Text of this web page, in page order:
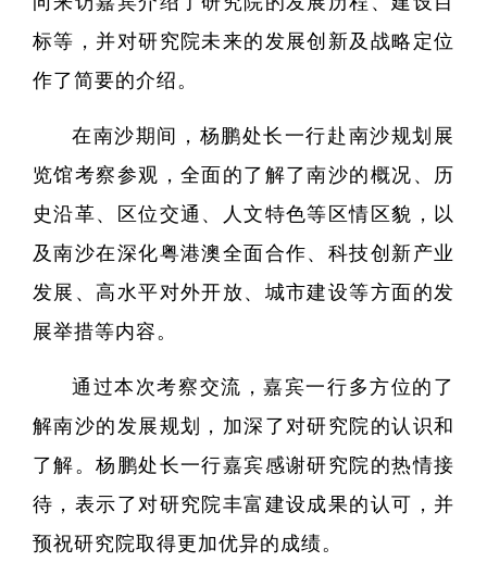
博士
标等，并对研究院未来的发展创新及战略定位
作了简要的介绍。
在南沙期间，杨鹏处长一行赴南沙规划展
览馆考察参观，全面的了解了南沙的概况、历
史沿革、区位交通、人文特色等区情区貌，以
及南沙在深化粤港澳全面合作、科技创新产业
发展、高水平对外开放、城市建设等方面的发
展举措等内容。
通过本次考察交流，嘉宾一行多方位的了
解南沙的发展规划，加深了对研究院的认识和
了解。杨鹏处长一行嘉宾感谢研究院的热情接
待，表示了对研究院丰富建设成果的认可，并
预祝研究院取得更加优异的成绩。